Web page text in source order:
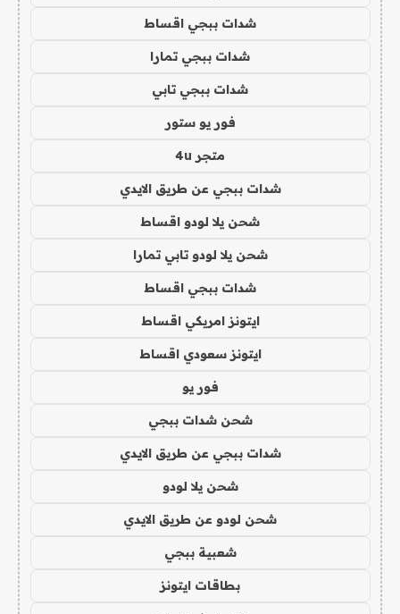
شدات ببجي اقساط
شدات ببجي تمارا
شدات ببجي تابي
فور يو ستور
متجر 4u
شدات ببجي عن طريق الايدي
شحن يلا لودو اقساط
شحن يلا لودو تابي تمارا
شدات ببجي اقساط
ايتونز امريكي اقساط
ايتونز سعودي اقساط
فور يو
شحن شدات ببجي
شدات ببجي عن طريق الايدي
شحن يلا لودو
شحن لودو عن طريق الايدي
شعبية ببجي
بطاقات ايتونز